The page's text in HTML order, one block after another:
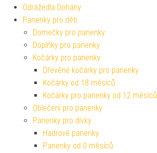
Odrážedla Dohány
Panenky pro děti
Domečky pro panenky
Doplňky pro panenky
Kočárky pro panenky
Dřevěné kočárky pro panenky
Kočárky od 18 měsíců
Kočárky pro panenky od 12 měsíců
Oblečení pro panenky
Panenky pro dívky
Hadrové panenky
Panenky od 0 měsíců